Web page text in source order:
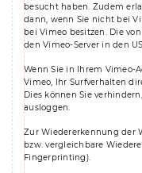
besucht haben. Zudem
dann, wenn Sie nicht bei
bei Vimeo besitzen. Die
den Vimeo-Server in den
Wenn Sie in Ihrem Vimeo-
Vimeo, Ihr Surfverhalten
Dies können Sie
ausloggen.
Zur Wiedererkennung der
bzw. vergleichbare
Fingerprinting).